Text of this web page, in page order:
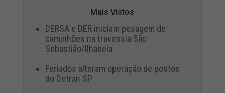
Mais Vistos
DERSA e DER iniciam pesagem de
caminhões na travessia São
Sebastião/Ilhabela
Feriados alteram operação de postos
do Detran.SP